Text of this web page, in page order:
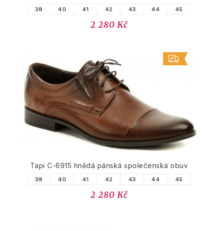
39 40 41 42 43 44 45
2 280 Kč
Tapi C-6915 hnědá pánská společenská obuv
39 40 41 42 43 44 45
2 280 Kč